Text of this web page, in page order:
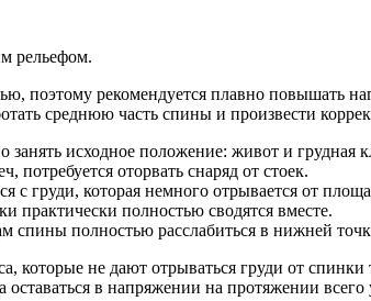
рельефом.
поэтому рекомендуется плавно повышать
среднюю часть спины и произвести
исходное положение: живот и грудная
оторвать снаряд от стоек.
с груди, которая немного отрывается от
практически полностью сводятся вместе.
полностью расслабиться в нижней
которые не дают отрываться груди от
в напряжении на протяжении